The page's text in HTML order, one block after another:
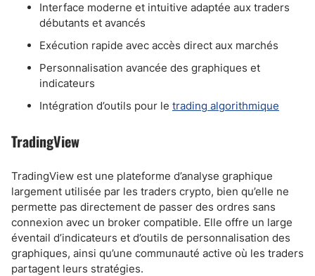
Interface moderne et intuitive adaptée aux traders
débutants et avancés
Exécution rapide avec accès direct aux marchés
Personnalisation avancée des graphiques et
indicateurs
Intégration d’outils pour le trading algorithmique
TradingView
TradingView est une plateforme d’analyse graphique
largement utilisée par les traders crypto, bien qu’elle ne
permette pas directement de passer des ordres sans
connexion avec un broker compatible. Elle offre un large
éventail d’indicateurs et d’outils de personnalisation des
graphiques, ainsi qu’une communauté active où les traders
partagent leurs stratégies.